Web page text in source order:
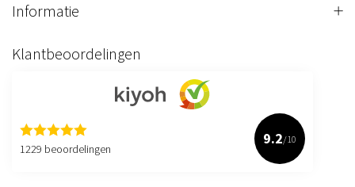
Informatie
Klantbeoordelingen
1229 beoordelingen
9.2/10